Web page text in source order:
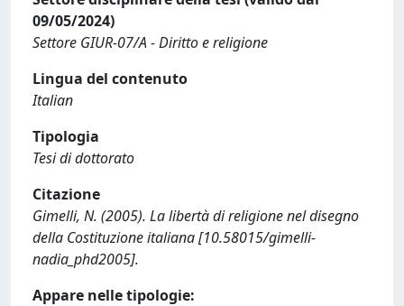
09/05/2024)
Settore GIUR-07/A - Diritto e religione
Lingua del contenuto
Italian
Tipologia
Tesi di dottorato
Citazione
Gimelli, N. (2005). La libertà di religione nel disegno
della Costituzione italiana [10.58015/gimelli-
nadia_phd2005].
Appare nelle tipologie: